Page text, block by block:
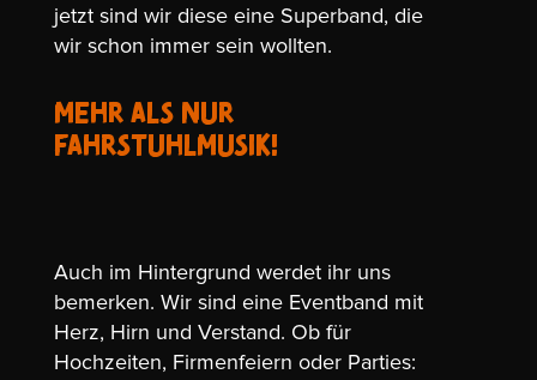
jetzt sind wir diese eine Superband, die
wir schon immer sein wollten.
MEHR ALS NUR
FAHRSTUHLMUSIK!
Auch im Hintergrund werdet ihr uns
bemerken. Wir sind eine Eventband mit
Herz, Hirn und Verstand. Ob für
Hochzeiten, Firmenfeiern oder Parties: